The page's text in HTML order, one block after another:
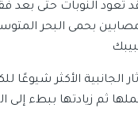
تعود النوبات حتى بعد
بحمى البحر
الجانبية الأكثر
ثم زيادتها ببطء إلى